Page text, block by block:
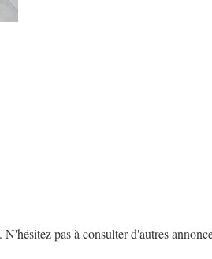
pas à consulter d'autres